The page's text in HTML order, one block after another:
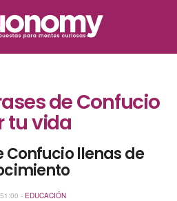
de Confucio
tu vida
Confucio llenas de
- EDUCACIÓN